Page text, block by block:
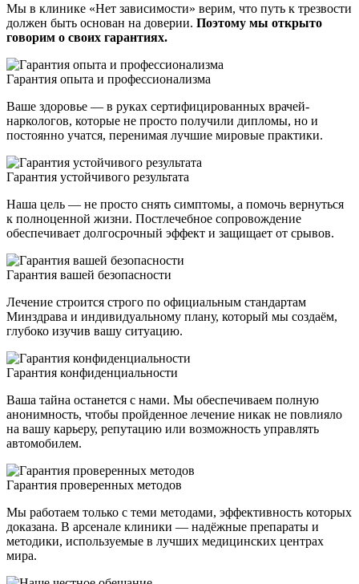
Мы в клинике «Нет зависимости» верим, что путь к трезвости
должен быть основан на доверии. Поэтому мы открыто
говорим о своих гарантиях.
Гарантия опыта и профессионализма
Ваше здоровье — в руках сертифицированных врачей-
наркологов, которые не просто получили дипломы, но и
постоянно учатся, перенимая лучшие мировые практики.
Гарантия устойчивого результата
Наша цель — не просто снять симптомы, а помочь вернуться
к полноценной жизни. Постлечебное сопровождение
обеспечивает долгосрочный эффект и защищает от срывов.
Гарантия вашей безопасности
Лечение строится строго по официальным стандартам
Минздрава и индивидуальному плану, который мы создаём,
глубоко изучив вашу ситуацию.
Гарантия конфиденциальности
Ваша тайна останется с нами. Мы обеспечиваем полную
анонимность, чтобы пройденное лечение никак не повлияло
на вашу карьеру, репутацию или возможность управлять
автомобилем.
Гарантия проверенных методов
Мы работаем только с теми методами, эффективность которых
доказана. В арсенале клиники — надёжные препараты и
методики, используемые в лучших медицинских центрах
мира.